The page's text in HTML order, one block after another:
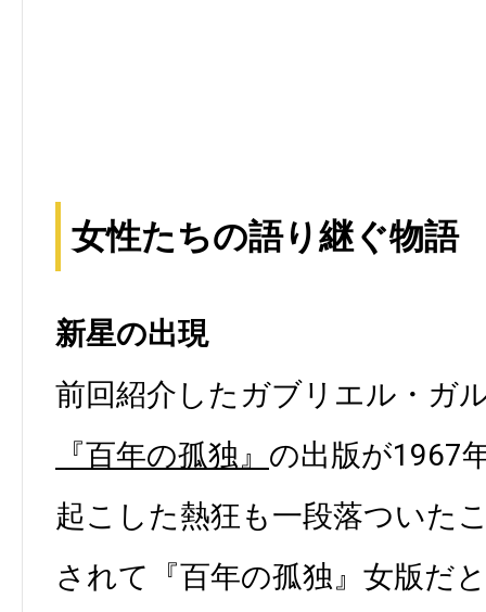
女性たちの語り継ぐ物語
新星の出現
前回紹介したガブリエル・ガ
『百年の孤独』 の出版が1967
起こした熱狂も一段落ついた
されて『百年の孤独』女版だ